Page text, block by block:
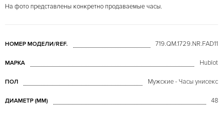
На фото представлены конкретно продаваемые часы.
НОМЕР МОДЕЛИ/REF. 719.QM.1729.NR.FAD11
МАРКА Hublot
ПОЛ Мужские - Часы унисекс
ДИАМЕТР (MM) 48